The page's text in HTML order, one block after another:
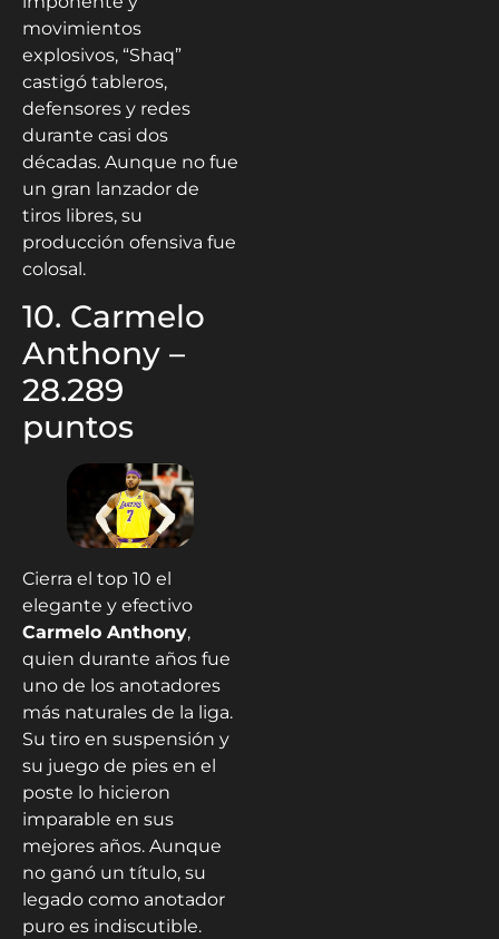
castigó tableros,
defensores y redes
durante casi dos
décadas. Aunque no fue
un gran lanzador de
tiros libres, su
producción ofensiva fue
colosal.
10. Carmelo
Anthony –
28.289
puntos
Cierra el top 10 el
elegante y efectivo
quien durante años fue
uno de los anotadores
más naturales de la liga.
Su tiro en suspensión y
su juego de pies en el
poste lo hicieron
imparable en sus
mejores años. Aunque
no ganó un título, su
legado como anotador
puro es indiscutible.
También te puede
interesar:Cómo Luka